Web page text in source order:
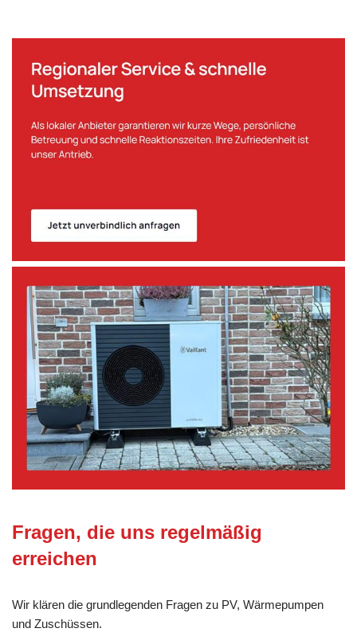
Fragen, die uns regelmäßig
erreichen
Wir klären die grundlegenden Fragen zu PV, Wärmepumpen
und Zuschüssen.